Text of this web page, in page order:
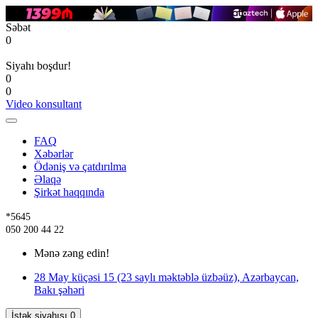
Səbət
0
Siyahı boşdur!
0
0
Video konsultant
FAQ
Xəbərlər
Ödəniş və çatdırılma
Əlaqə
Şirkət haqqında
*5645
050 200 44 22
Mənə zəng edin!
28 May küçəsi 15 (23 saylı məktəblə üzbəüz), Azərbaycan,
Bakı şəhəri
İstək siyahısı 0